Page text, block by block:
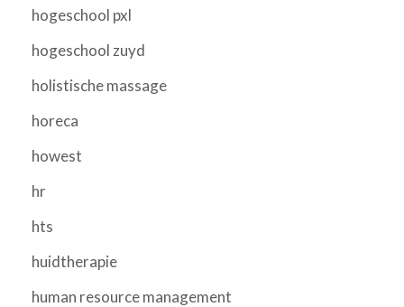
hogeschool pxl
hogeschool zuyd
holistische massage
horeca
howest
hr
hts
huidtherapie
human resource management